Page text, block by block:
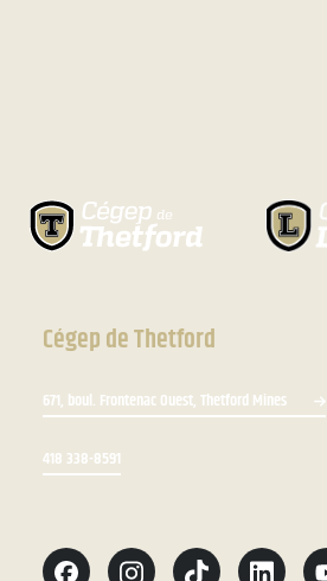
Cégep de Thetford
671, boul. Frontenac Ouest, Thetford Mines
418 338-8591